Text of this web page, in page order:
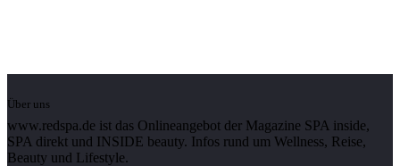
Über uns
www.redspa.de ist das Onlineangebot der Magazine SPA inside,
SPA direkt und INSIDE beauty. Infos rund um Wellness, Reise,
Beauty und Lifestyle.